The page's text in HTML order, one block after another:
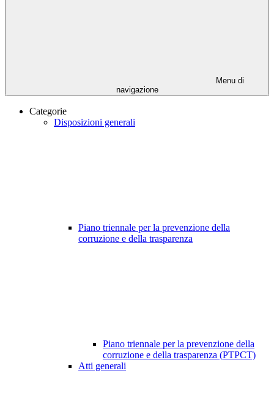
Menu di
navigazione
Categorie
Disposizioni generali
Piano triennale per la prevenzione della
corruzione e della trasparenza
Piano triennale per la prevenzione della
corruzione e della trasparenza (PTPCT)
Atti generali